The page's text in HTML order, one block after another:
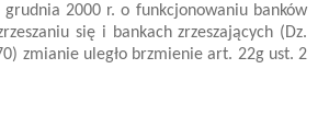
2000 r. o funkcjonowaniu banków
się i bankach zrzeszających (Dz.
zmianie uległo brzmienie art. 22g ust. 2